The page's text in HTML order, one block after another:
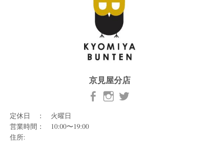
京見屋分店
定休日 ： 火曜日
営業時間： 10:00〜19:00
住所: